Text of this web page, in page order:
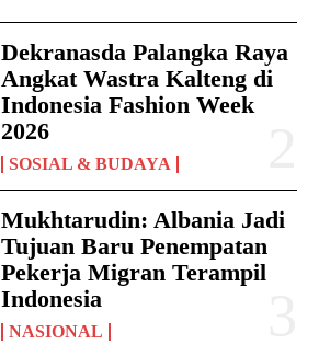
Dekranasda Palangka Raya
Angkat Wastra Kalteng di
Indonesia Fashion Week
2026
SOSIAL & BUDAYA
Mukhtarudin: Albania Jadi
Tujuan Baru Penempatan
Pekerja Migran Terampil
Indonesia
NASIONAL